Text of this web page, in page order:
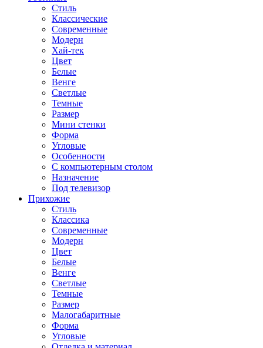
Стиль
Классические
Современные
Модерн
Хай-тек
Цвет
Белые
Венге
Светлые
Темные
Размер
Мини стенки
Форма
Угловые
Особенности
С компьютерным столом
Назначение
Под телевизор
Прихожие
Стиль
Классика
Современные
Модерн
Цвет
Белые
Венге
Светлые
Темные
Размер
Малогабаритные
Форма
Угловые